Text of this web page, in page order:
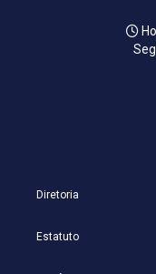
Diretoria
Estatuto